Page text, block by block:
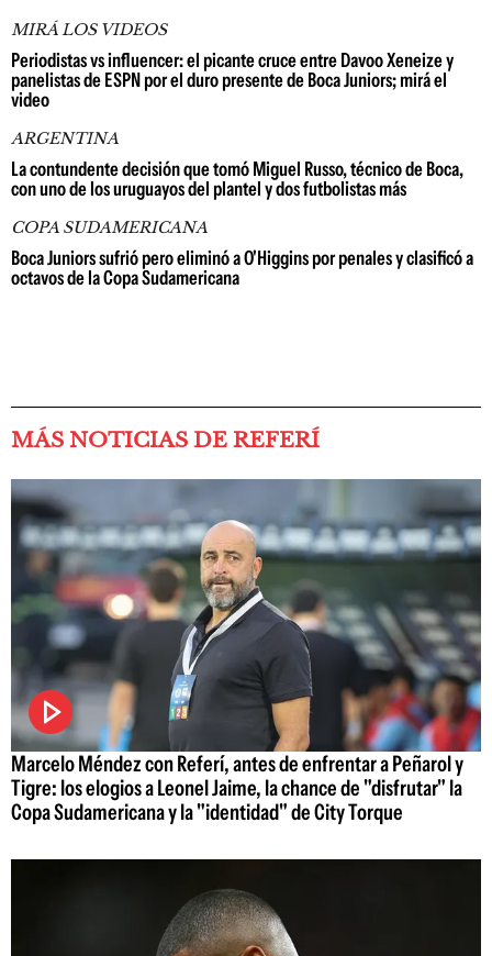
MIRÁ LOS VIDEOS
Periodistas vs influencer: el picante cruce entre Davoo Xeneize y
panelistas de ESPN por el duro presente de Boca Juniors; mirá el
video
ARGENTINA
La contundente decisión que tomó Miguel Russo, técnico de Boca,
con uno de los uruguayos del plantel y dos futbolistas más
COPA SUDAMERICANA
Boca Juniors sufrió pero eliminó a O'Higgins por penales y clasificó a
octavos de la Copa Sudamericana
MÁS NOTICIAS DE REFERÍ
Marcelo Méndez con Referí, antes de enfrentar a Peñarol y
Tigre: los elogios a Leonel Jaime, la chance de "disfrutar" la
Copa Sudamericana y la "identidad" de City Torque